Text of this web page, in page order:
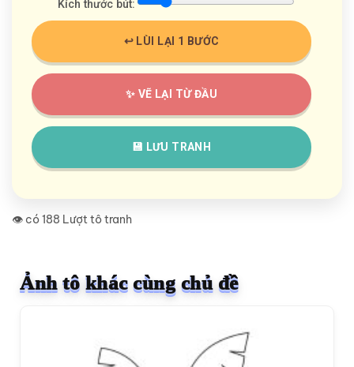
Kích thước bút:
↩️ LÙI LẠI 1 BƯỚC
✨ VẼ LẠI TỪ ĐẦU
💾 LƯU TRANH
👁️ có 188 Lượt tô tranh
Ảnh tô khác cùng chủ đề